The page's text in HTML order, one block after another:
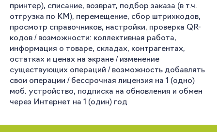
принтер), списание, возврат, подбор заказа (в т.ч.
отгрузка по КМ), перемещение, сбор штрихкодов,
просмотр справочников, настройки, проверка QR-
кодов / возможности: коллективная работа,
информация о товаре, складах, контрагентах,
остатках и ценах на экране / изменение
существующих операций / возможность добавлять
свои операции / бессрочная лицензия на 1 (одно)
моб. устройство, подписка на обновления и обмен
через Интернет на 1 (один) год